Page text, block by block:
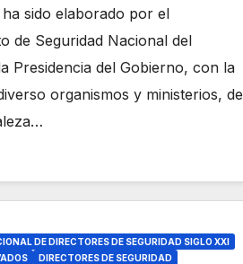
sido elaborado por el
de Seguridad Nacional del
Presidencia del Gobierno, con la
organismos y ministerios, de
DE DIRECTORES DE SEGURIDAD SIGLO XXI
DIRECTORES DE SEGURIDAD